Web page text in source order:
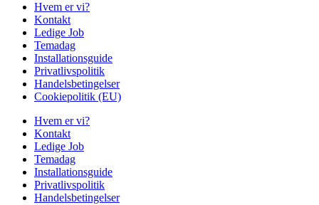
Hvem er vi?
Kontakt
Ledige Job
Temadag
Installationsguide
Privatlivspolitik
Handelsbetingelser
Cookiepolitik (EU)
Hvem er vi?
Kontakt
Ledige Job
Temadag
Installationsguide
Privatlivspolitik
Handelsbetingelser